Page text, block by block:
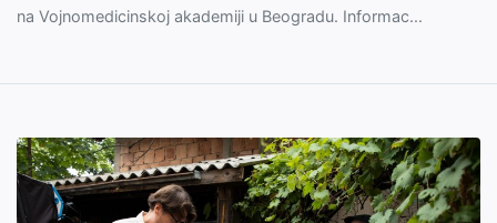
na Vojnomedicinskoj akademiji u Beogradu. Informac...